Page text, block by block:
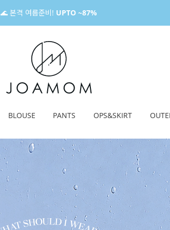
🌊 본격 여름준비! UPTO ~87%
BLOUSE PANTS OPS&SKIRT